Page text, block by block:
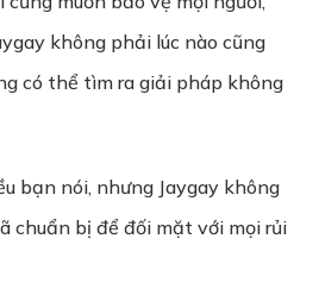
không phải lúc nào cũng
có thể tìm ra giải pháp không
bạn nói, nhưng Jaygay không
chuẩn bị để đối mặt với mọi rủi